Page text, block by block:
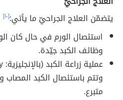
يتضمّن العلاج الجراحيّ ما يأتي:[١٠]
استئصال الورم في حال كان
وظائف الكبد جيّدة.
وتتم باستئصال الكبد المصاب
متبرع.